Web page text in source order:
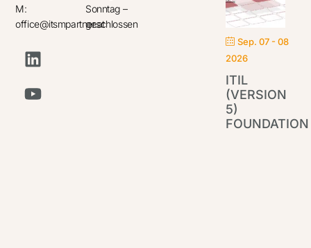
M:
office@itsmpartner.at
Sonntag –
geschlossen
Sep. 07 - 08
2026
ITIL
(VERSION
5)
FOUNDATION